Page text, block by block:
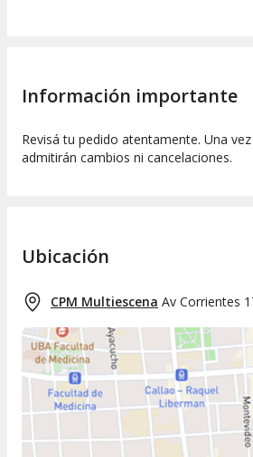
Información importante
Revisá tu pedido atentamente. Una
admitirán cambios ni cancelaciones.
Ubicación
CPM Multiescena Av Corrientes